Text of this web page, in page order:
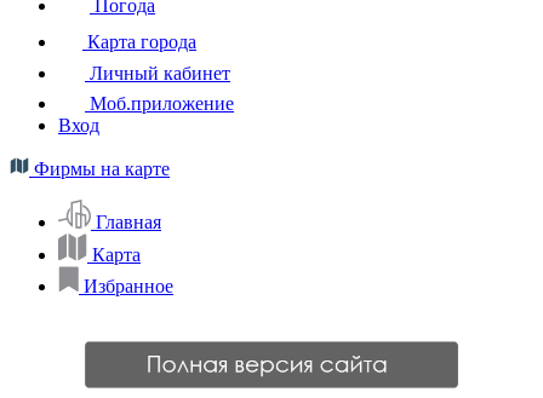
Погода
Карта города
Личный кабинет
Моб.приложение
Вход
Фирмы на карте
Главная
Карта
Избранное